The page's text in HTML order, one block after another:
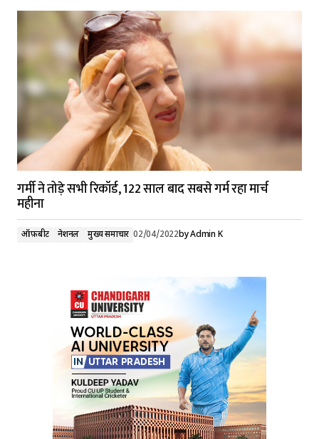
गर्मी ने तोड़े सभी रिकॉर्ड, 122 साल बाद सबसे गर्म रहा मार्च
महीना
ऑफ़बीट नेशनल मुख्य समाचार 02/04/2022byAdmin K